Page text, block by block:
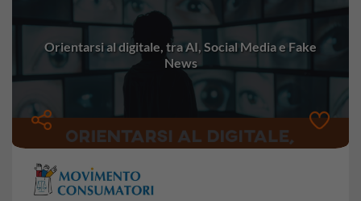
Orientarsi al digitale, tra AI, Social Media e Fake
News